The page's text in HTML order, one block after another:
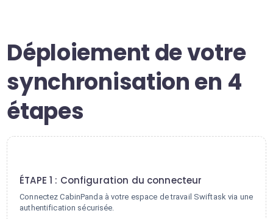
Déploiement de votre
synchronisation en 4
étapes
ÉTAPE 1 : Configuration du connecteur
Connectez CabinPanda à votre espace de travail Swiftask via une
authentification sécurisée.